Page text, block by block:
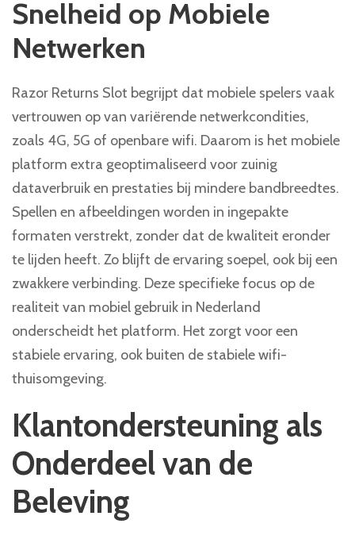
Snelheid op Mobiele
Netwerken
Razor Returns Slot begrijpt dat mobiele spelers vaak
vertrouwen op van variërende netwerkcondities,
zoals 4G, 5G of openbare wifi. Daarom is het mobiele
platform extra geoptimaliseerd voor zuinig
dataverbruik en prestaties bij mindere bandbreedtes.
Spellen en afbeeldingen worden in ingepakte
formaten verstrekt, zonder dat de kwaliteit eronder
te lijden heeft. Zo blijft de ervaring soepel, ook bij een
zwakkere verbinding. Deze specifieke focus op de
realiteit van mobiel gebruik in Nederland
onderscheidt het platform. Het zorgt voor een
stabiele ervaring, ook buiten de stabiele wifi-
thuisomgeving.
Klantondersteuning als
Onderdeel van de
Beleving